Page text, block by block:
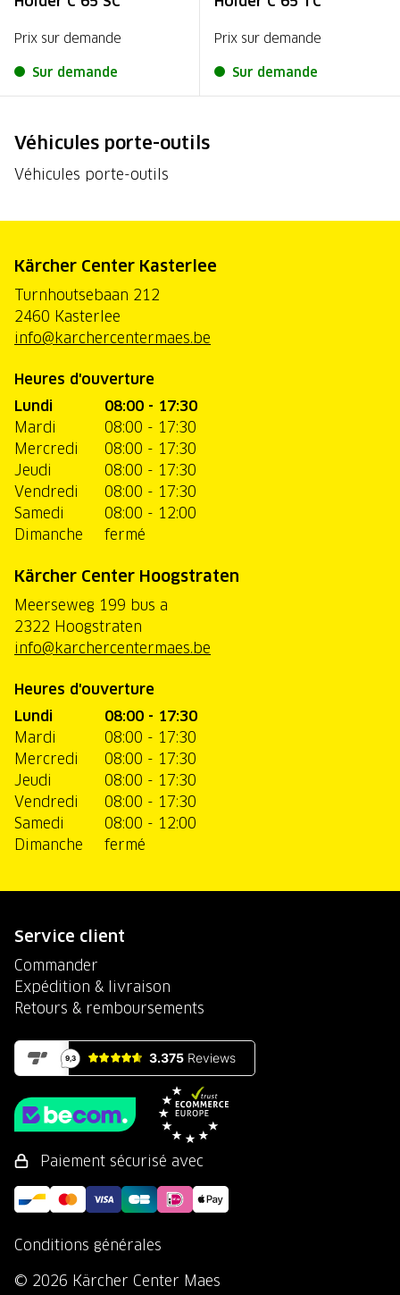
Prix sur demande
Sur demande
Prix sur demande
Sur demande
Véhicules porte-outils
Véhicules porte-outils
Kärcher Center Kasterlee
Turnhoutsebaan 212
2460 Kasterlee
info@karchercentermaes.be
Heures d'ouverture
Lundi
08:00 - 17:30
Mardi
08:00 - 17:30
Mercredi
08:00 - 17:30
Jeudi
08:00 - 17:30
Vendredi
08:00 - 17:30
Samedi
08:00 - 12:00
Dimanche
fermé
Kärcher Center Hoogstraten
Meerseweg 199 bus a
2322 Hoogstraten
info@karchercentermaes.be
Heures d'ouverture
Lundi
08:00 - 17:30
Mardi
08:00 - 17:30
Mercredi
08:00 - 17:30
Jeudi
08:00 - 17:30
Vendredi
08:00 - 17:30
Samedi
08:00 - 12:00
Dimanche
fermé
Service client
Commander
Expédition & livraison
Retours & remboursements
Paiement sécurisé avec
Conditions générales
© 2026 Kärcher Center Maes